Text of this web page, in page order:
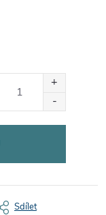
Sdílet